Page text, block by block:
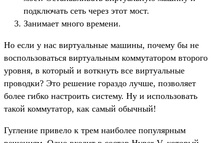
подключать сеть через этот мост.
Занимает много времени.
Но если у нас виртуальные машины, почему бы не
воспользоваться виртуальным коммутатором второго
уровня, в который и воткнуть все виртуальные
проводки? Это решение гораздо лучше, позволяет
более гибко настроить систему. Ну и использовать
такой коммутатор, как самый обычный!
Гугление привело к трем наиболее популярным